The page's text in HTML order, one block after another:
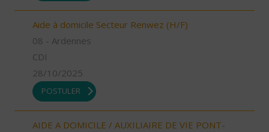
Aide à domicile Secteur Renwez (H/F)
08 - Ardennes
CDI
28/10/2025
POSTULER
AIDE A DOMICILE / AUXILIAIRE DE VIE PONT-